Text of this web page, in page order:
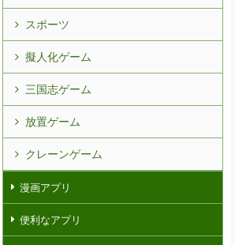
スポーツ
擬人化ゲーム
三国志ゲーム
放置ゲーム
クレーンゲーム
漫画アプリ
便利なアプリ